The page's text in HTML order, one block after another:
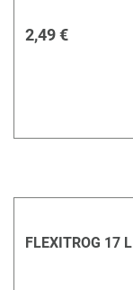
2,49 €
FLEXITROG 17 L